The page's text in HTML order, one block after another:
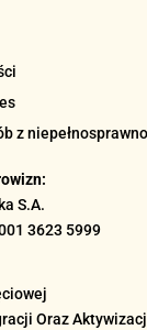
z
S.A.
3623 5999
Oraz